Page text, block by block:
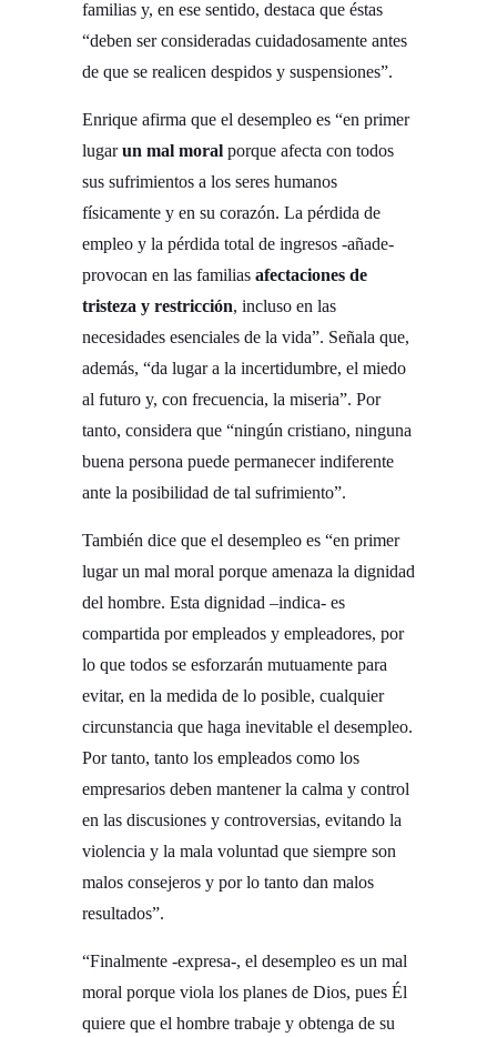
familias y, en ese sentido, destaca que éstas
“deben ser consideradas cuidadosamente antes
de que se realicen despidos y suspensiones”.
Enrique afirma que el desempleo es “en primer
lugarun mal moral porque afecta con todos
sus sufrimientos a los seres humanos
físicamente y en su corazón. La pérdida de
empleo y la pérdida total de ingresos -añade-
provocan en las familias afectaciones de
tristeza y restricción, incluso en las
necesidades esenciales de la vida”. Señala que,
además, “da lugar a la incertidumbre, el miedo
al futuro y, con frecuencia, la miseria”. Por
tanto, considera que “ningún cristiano, ninguna
buena persona puede permanecer indiferente
ante la posibilidad de tal sufrimiento”.
También dice que el desempleo es “en primer
lugar un mal moral porque amenaza la dignidad
del hombre. Esta dignidad –indica- es
compartida por empleados y empleadores, por
lo que todos se esforzarán mutuamente para
evitar, en la medida de lo posible, cualquier
circunstancia que haga inevitable el desempleo.
Por tanto, tanto los empleados como los
empresarios deben mantener la calma y control
en las discusiones y controversias, evitando la
violencia y la mala voluntad que siempre son
malos consejeros y por lo tanto dan malos
resultados”.
“Finalmente -expresa-, el desempleo es un mal
moral porque viola los planes de Dios, pues Él
quiere que el hombre trabaje y obtenga de su